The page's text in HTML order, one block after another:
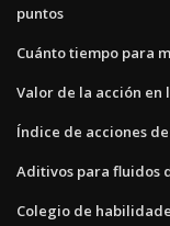
puntos
Cuánto tiempo para
Valor de la acción en
Índice de acciones
Aditivos para fluidos
Colegio de